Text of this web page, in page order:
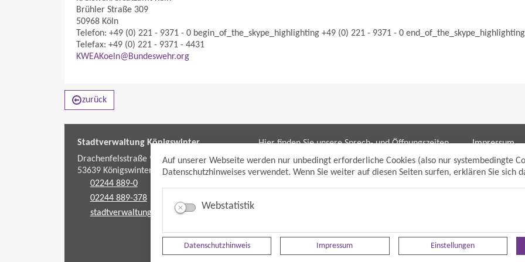
Auf unserer Webseite werden nur unbedingt erforderliche Cookies (also nur systembedingte
Datenschutzhinweises verwendet. Wenn Sie weiter auf diesen Seiten surfen, erklären Sie sich
Webstatistik
Datenschutzhinweis Impressum Einstellungen
Brühler Straße 309
50968 Köln
Telefon: +49 (0) 221 - 9371 - 0 begin_of_the_skype_highlighting +49 (0) 221 - 9371 - 0 end_of_the_skype_highlighting
Telefax: +49 (0) 221 - 9371 - 4431
KWEAKoeln@Bundeswehr.org
zurück
Stadtverwaltung Königswinter
Drachenfelsstraße 9-11
53639 Königswinter
02244 889-0
02244 889-378
stadtverwaltung@koenigswinter.de
Hier finden Sie unsere Sprech- und Öffnungszeiten
für die Bereiche:
Bürgerbüro/bpunkt
Gewerbeamt
Planen und Bauen (Bauamt)
Impressum
Sitemap
Anmelden
Suche